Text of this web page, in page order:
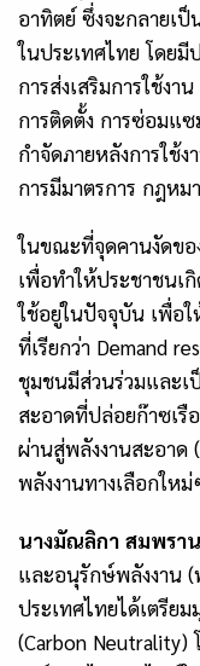
อาทิตย์ ซึ่งจะกลายเ
ในประเทศไทย โดย
การส่งเสริมการใช้งา
การติดตั้ง การซ่อมแซ
กำจัดภายหลังการใช้
การมีมาตรการ กฎห
ในขณะที่จุดคานงัดขอ
เพื่อทำให้ประชาชนเ
ใช้อยู่ในปัจจุบัน เพื่อ
ที่เรียกว่า Demand
ชุมชนมีส่วนร่วมและเ
สะอาดที่ปล่อยก๊าซเ
ผ่านสู่พลังงานสะอาด (
พลังงานทางเลือกให
นางมัณลิกา สมพรา
และอนุรักษ์พลังงาน (
ประเทศไทยได้เตรีย
(Carbon Neutrality)